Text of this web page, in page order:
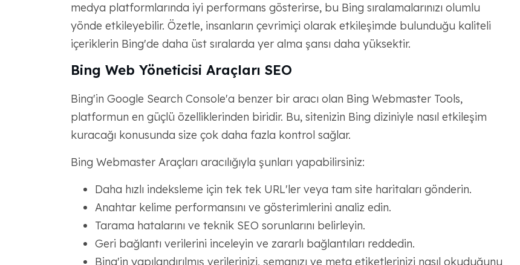
medya platformlarında iyi performans gösterirse, bu Bing sıralamalarınızı olumlu
yönde etkileyebilir. Özetle, insanların çevrimiçi olarak etkileşimde bulunduğu kaliteli
içeriklerin Bing'de daha üst sıralarda yer alma şansı daha yüksektir.
Bing Web Yöneticisi Araçları SEO
Bing'in Google Search Console'a benzer bir aracı olan Bing Webmaster Tools,
platformun en güçlü özelliklerinden biridir. Bu, sitenizin Bing diziniyle nasıl etkileşim
kuracağı konusunda size çok daha fazla kontrol sağlar.
Bing Webmaster Araçları aracılığıyla şunları yapabilirsiniz:
Daha hızlı indeksleme için tek tek URL'ler veya tam site haritaları gönderin.
Anahtar kelime performansını ve gösterimlerini analiz edin.
Tarama hatalarını ve teknik SEO sorunlarını belirleyin.
Geri bağlantı verilerini inceleyin ve zararlı bağlantıları reddedin.
Bing'in yapılandırılmış verilerinizi, şemanızı ve meta etiketlerinizi nasıl okuduğunu